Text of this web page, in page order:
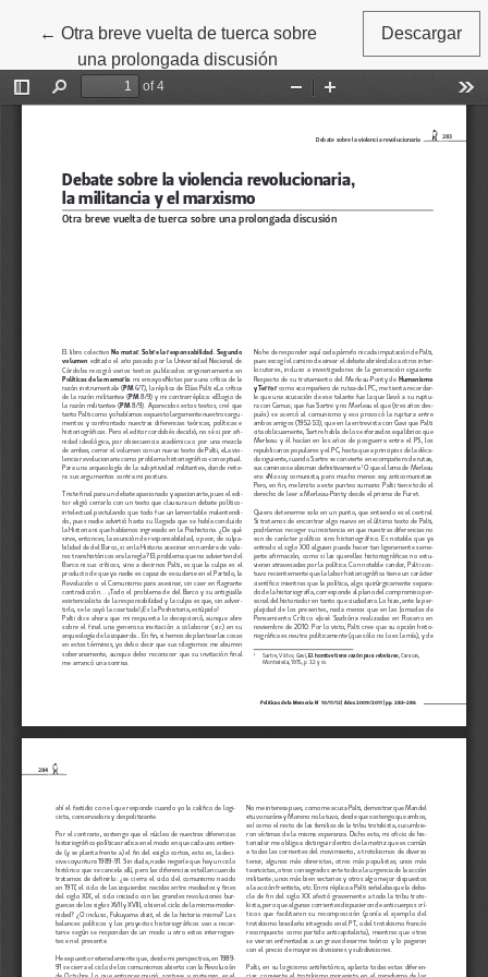
← Volver a los detalles del artículo
Otra breve vuelta de tuerca sobre
una prolongada discusión
Descargar